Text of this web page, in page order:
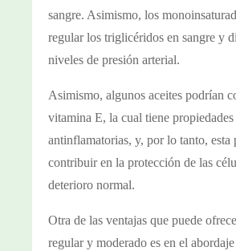
sangre. Asimismo, los
regular los triglicéridos en sangre y
niveles de presión arterial.
Asimismo, algunos aceites podrían
vitamina E, la cual tiene propiedades
antinflamatorias, y, por lo tanto, esta
contribuir en la protección de las
deterioro normal.
Otra de las ventajas que puede
regular y moderado es en el